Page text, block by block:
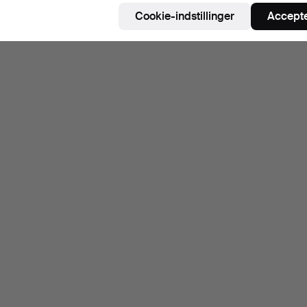
Cookie-indstillinger